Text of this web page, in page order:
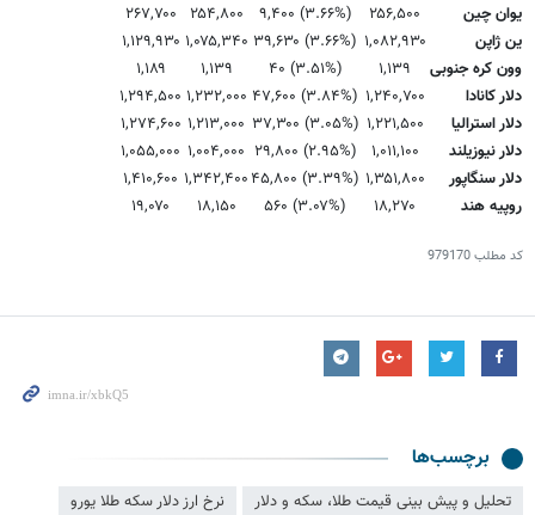
یوان چین
۲۵۶,۵۰۰ (۳.۶۶%) ۹,۴۰۰ ۲۵۴,۸۰۰
۲۶۷,۷۰۰
ین ژاپن
۱,۰۸۲,۹۳۰ (۳.۶۶%) ۳۹,۶۳۰ ۱,۰۷۵,۳۴۰ ۱,۱۲۹,۹۳۰
وون کره جنوبی
۱,۱۳۹ (۳.۵۱%) ۴۰ ۱,۱۳۹
۱,۱۸۹
دلار کانادا
۱,۲۴۰,۷۰۰ (۳.۸۴%) ۴۷,۶۰۰ ۱,۲۳۲,۰۰۰ ۱,۲۹۴,۵۰۰
دلار استرالیا
۱,۲۲۱,۵۰۰ (۳.۰۵%) ۳۷,۳۰۰ ۱,۲۱۳,۰۰۰ ۱,۲۷۴,۶۰۰
دلار نیوزیلند
۱,۰۱۱,۱۰۰ (۲.۹۵%) ۲۹,۸۰۰ ۱,۰۰۴,۰۰۰ ۱,۰۵۵,۰۰۰
دلار سنگاپور
۱,۳۵۱,۸۰۰ (۳.۳۹%) ۴۵,۸۰۰ ۱,۳۴۲,۴۰۰ ۱,۴۱۰,۶۰۰
روپیه هند
۱۸,۲۷۰ (۳.۰۷%) ۵۶۰ ۱۸,۱۵۰ ۱۹,۰۷۰
کد مطلب979170
برچسب‌ها
تحلیل و پیش بینی قیمت طلا، سکه و دلار
نرخ ارز دلار سکه طلا یورو